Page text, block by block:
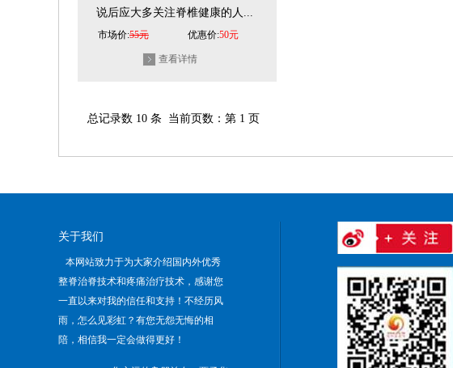
说后应大多关注脊椎健康的人...
市场价:55元 优惠价:50元
查看详情
总记录数 10 条 当前页数：第 1 页
关于我们
本网站致力于为大家介绍国内外优秀
整脊治脊技术和疼痛治疗技术，感谢您
一直以来对我的信任和支持！不经历风
雨，怎么见彩虹？有您无怨无悔的相
陪，相信我一定会做得更好！